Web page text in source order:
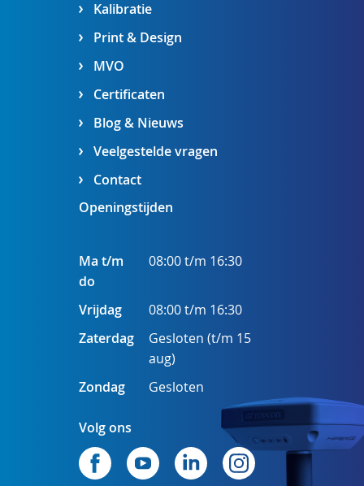
Kalibratie
Print & Design
MVO
Certificaten
Blog & Nieuws
Veelgestelde vragen
Contact
Openingstijden
Ma t/m
do
08:00 t/m 16:30
Vrijdag
08:00 t/m 16:30
Zaterdag
Gesloten (t/m 15
aug)
Zondag
Gesloten
Volg ons